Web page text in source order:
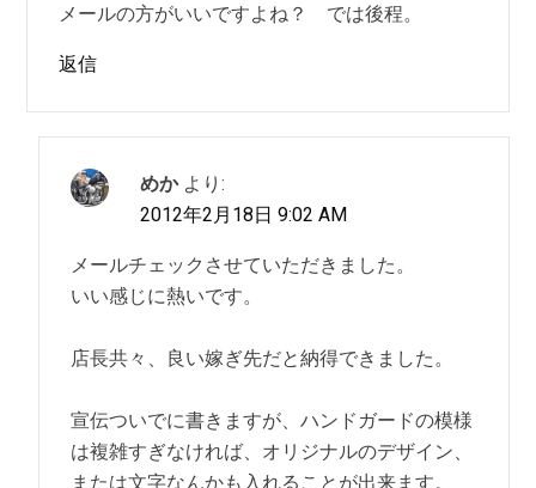
メールの方がいいですよね？ では後程。
返信
めか より:
2012年2月18日 9:02 AM
メールチェックさせていただきました。
いい感じに熱いです。
店長共々、良い嫁ぎ先だと納得できました。
宣伝ついでに書きますが、ハンドガードの模様
は複雑すぎなければ、オリジナルのデザイン、
または文字なんかも入れることが出来ます。